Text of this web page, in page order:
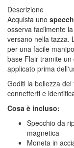
Descrizione
Acquista uno
osserva facilmente
versano nella tazza.
per una facile
base Flair tramite
applicato prima
Goditi la bellezza
connetterti e
Cosa è incluso:
Specchio da
magnetica
Moneta in